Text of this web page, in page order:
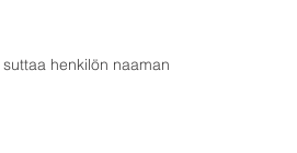
henkilön naaman